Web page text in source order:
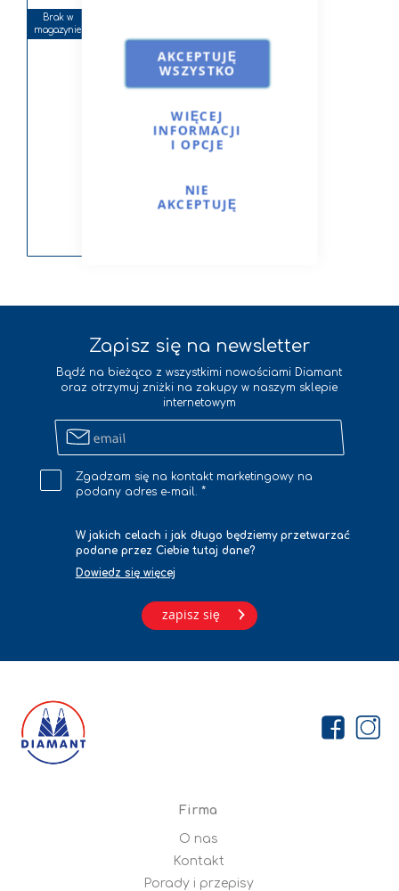
AKCEPTUJĘ
WSZYSTKO
WIĘCEJ
INFORMACJI
I OPCJE
NIE
AKCEPTUJĘ
Brak w
magazynie
Zapisz się na newsletter
Bądź na bieżąco z wszystkimi nowościami Diamant
oraz otrzymuj zniżki na zakupy w naszym sklepie
internetowym
Zapisz
się
newsletter
Zgadzam się na kontakt marketingowy na
podany adres e-mail.
W jakich celach i jak długo będziemy przetwarzać
podane przez Ciebie tutaj dane?
Dowiedz się więcej
zapisz się
Firma
O nas
Kontakt
Porady i przepisy